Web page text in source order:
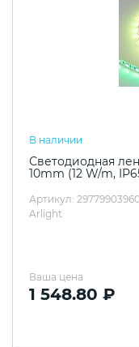
В наличии
Светодиодная
10mm (12 W/m,
Артикул:
Arlight
Ваша цена
1 548.80 ₽